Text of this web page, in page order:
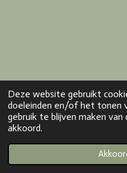
Deze website gebruikt
doeleinden en/of het tonen
gebruik te blijven maken
akkoord.